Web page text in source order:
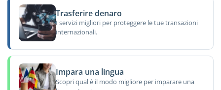
Trasferire denaro
I servizi migliori per proteggere le tue transazioni
internazionali.
Impara una lingua
Scopri qual è il modo migliore per imparare una